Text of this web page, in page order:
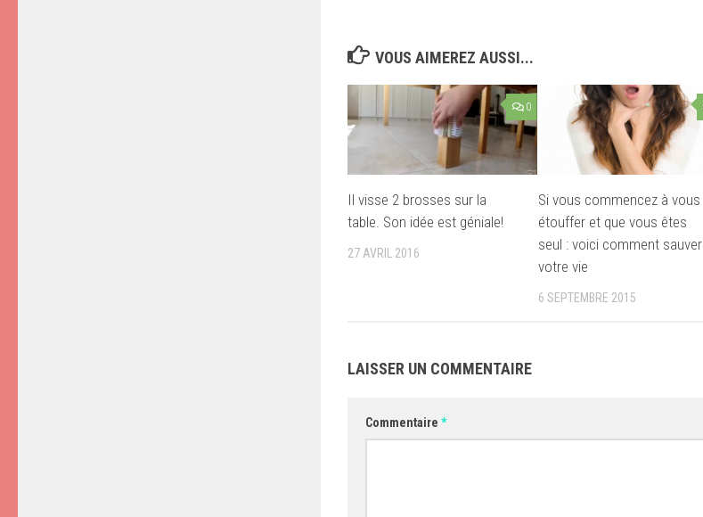
VOUS AIMEREZ AUSSI...
0
Il visse 2 brosses sur la
table. Son idée est géniale!
27 AVRIL 2016
Si vous commencez à vous
étouffer et que vous êtes
seul : voici comment sauver
votre vie
6 SEPTEMBRE 2015
LAISSER UN COMMENTAIRE
Commentaire *